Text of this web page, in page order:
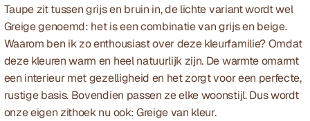
Taupe zit tussen grijs en bruin in, de lichte variant wordt wel
Greige genoemd: het is een combinatie van grijs en beige.
Waarom ben ik zo enthousiast over deze kleurfamilie? Omdat
deze kleuren warm en heel natuurlijk zijn. De warmte omarmt
een interieur met gezelligheid en het zorgt voor een perfecte,
rustige basis. Bovendien passen ze elke woonstijl. Dus wordt
onze eigen zithoek nu ook: Greige van kleur.